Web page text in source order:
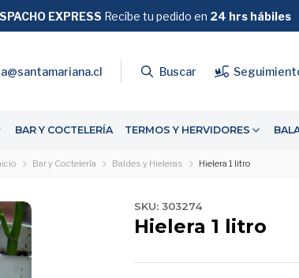
Buscar
BAR Y COCTELERÍA TERMOS Y HERVIDORES
GRATIS SOBRE $39.990
EXPRESS Recíbe tu pedido en 24 hrs hábiles
Bar y Coctelería Baldes y Hieleras Hielera 1 litro
SKU: 303274
Hielera 1 litro